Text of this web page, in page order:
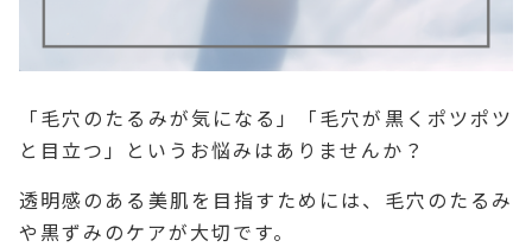
「毛穴のたるみが気になる」「毛穴が黒くポツポツ
と目立つ」というお悩みはありませんか？
透明感のある美肌を目指すためには、毛穴のたるみ
や黒ずみのケアが大切です。